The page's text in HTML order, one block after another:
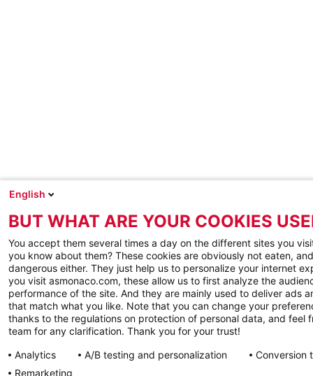
English
BUT WHAT ARE YOUR COOKIES
You accept them several times a day on the different sites you
you know about them? These cookies are obviously not eaten,
dangerous either. They just help us to personalize your internet
you visit asmonaco.com, these allow us to first analyze the
performance of the site. And they are mainly used to deliver ads
that match what you like. Note that you can change your
thanks to the regulations on protection of personal data, and feel
team for any clarification. Thank you for your trust!
Analytics
A/B testing and personalization
Conversion
Remarketing